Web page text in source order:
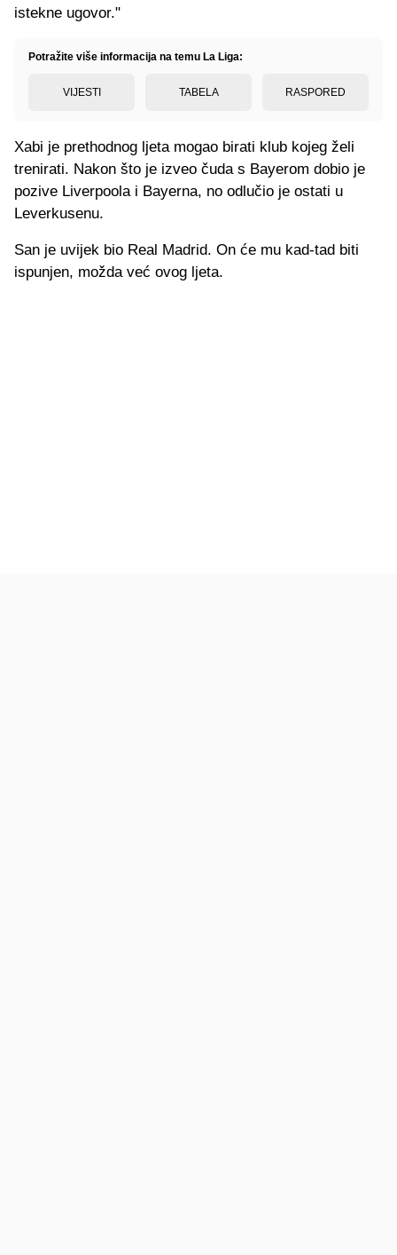
istekne ugovor."
Potražite više informacija na temu La Liga:
VIJESTI TABELA RASPORED
Xabi je prethodnog ljeta mogao birati klub kojeg želi
trenirati. Nakon što je izveo čuda s Bayerom dobio je
pozive Liverpoola i Bayerna, no odlučio je ostati u
Leverkusenu.
San je uvijek bio Real Madrid. On će mu kad-tad biti
ispunjen, možda već ovog ljeta.